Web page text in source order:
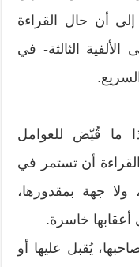
أن حال القراءة
الثالثة- في
ما قُيّض للعوامل
أن تستمر في
ولا جهة بمقدورها،
خاسرة.
يُقبل عليها أو